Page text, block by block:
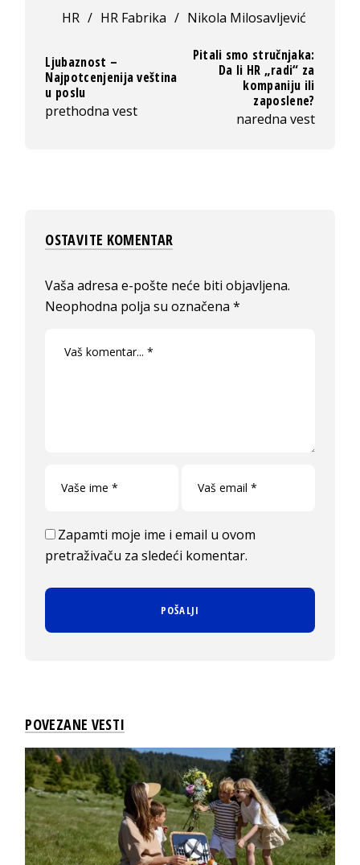
HR / HR Fabrika / Nikola Milosavljević
Ljubaznost –
Najpotcenjenija veština
u poslu
prethodna vest
Pitali smo stručnjaka:
Da li HR „radi“ za
kompaniju ili
zaposlene?
naredna vest
OSTAVITE KOMENTAR
Vaša adresa e-pošte neće biti objavljena.
Neophodna polja su označena*
Zapamti moje ime i email u ovom
pretraživaču za sledeći komentar.
POVEZANE VESTI